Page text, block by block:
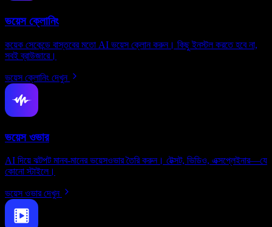
ভয়েস ক্লোনিং
কয়েক সেকেন্ডে বাস্তবের মতো AI ভয়েস ক্লোন করুন। কিছু ইনস্টল করতে হবে না,
সবই ব্রাউজারে।
ভয়েস ক্লোনিং দেখুন
ভয়েস ওভার
AI দিয়ে ঝটপট মানব-মানের ভয়েসওভার তৈরি করুন। টেক্সট, ভিডিও, এক্সপ্লেইনার—যে
কোনো স্টাইলে।
ভয়েস ওভার দেখুন